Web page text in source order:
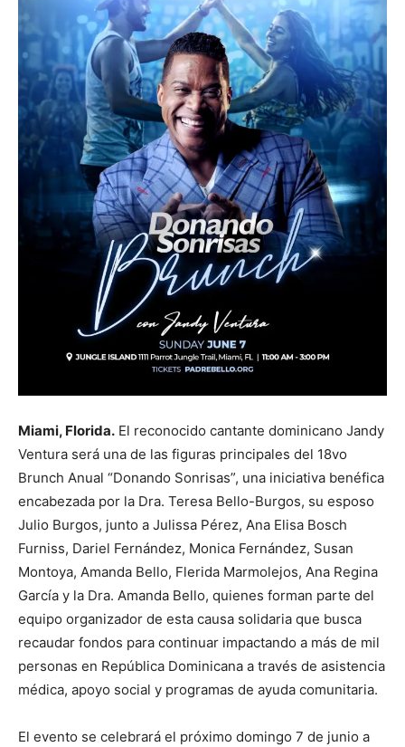
Miami, Florida. El reconocido cantante dominicano Jandy
Ventura será una de las figuras principales del 18vo
Brunch Anual “Donando Sonrisas”, una iniciativa benéfica
encabezada por la Dra. Teresa Bello-Burgos, su esposo
Julio Burgos, junto a Julissa Pérez, Ana Elisa Bosch
Furniss, Dariel Fernández, Monica Fernández, Susan
Montoya, Amanda Bello, Flerida Marmolejos, Ana Regina
García y la Dra. Amanda Bello, quienes forman parte del
equipo organizador de esta causa solidaria que busca
recaudar fondos para continuar impactando a más de mil
personas en República Dominicana a través de asistencia
médica, apoyo social y programas de ayuda comunitaria.
El evento se celebrará el próximo domingo 7 de junio a